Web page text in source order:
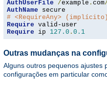
AuthUserFile
/example . com
AuthName
# <RequireAny> (implícito)
Require
Require ip 127.0 . 0.1
Outras mudanças na
Alguns outros pequenos ajustes
configurações em particular